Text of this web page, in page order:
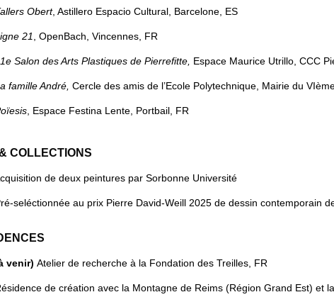
Obert, Astillero Espacio Cultural, Barcelone, ES
21 , OpenBach, Vincennes, FR
Salon des Arts Plastiques de Pierrefitte, Espace Maurice Utrillo, CCC
famille André, Cercle des amis de l’Ecole Polytechnique, Mairie du
, Espace Festina Lente, Portbail, FR​
COLLECTIONS
de deux peintures par Sorbonne Université
seléctionnée au prix Pierre David-Weill 2025 de dessin contemporain
venir)Atelier de recherche à la Fondation des Treilles, FR
de création avec la Montagne de Reims (Région Grand Est) et